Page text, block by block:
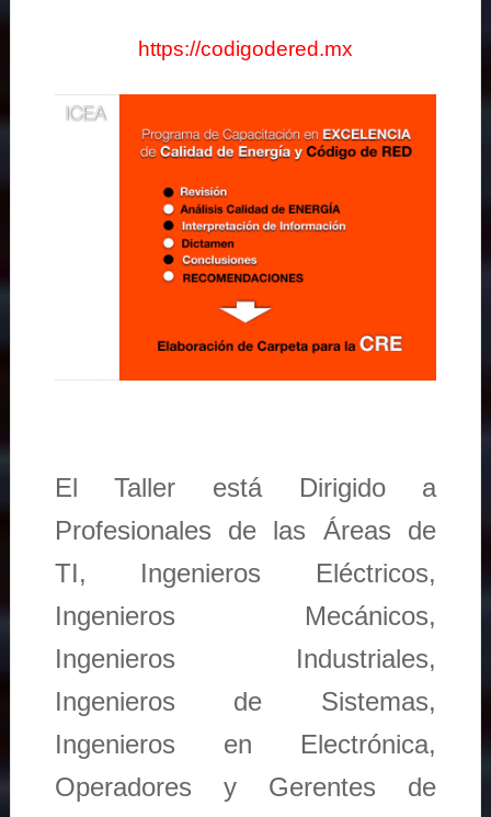
https://codigodered.mx
El Taller está Dirigido a
Profesionales de las Áreas de
TI, Ingenieros Eléctricos,
Ingenieros Mecánicos,
Ingenieros Industriales,
Ingenieros de Sistemas,
Ingenieros en Electrónica,
Operadores y Gerentes de